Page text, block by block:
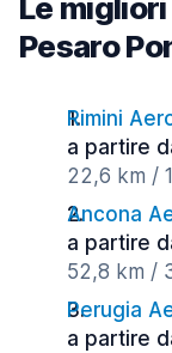
Le
Pesaro
Rimini
a partire
22,6 km /
Ancona
a partire
52,8 km /
Perugia
a partire